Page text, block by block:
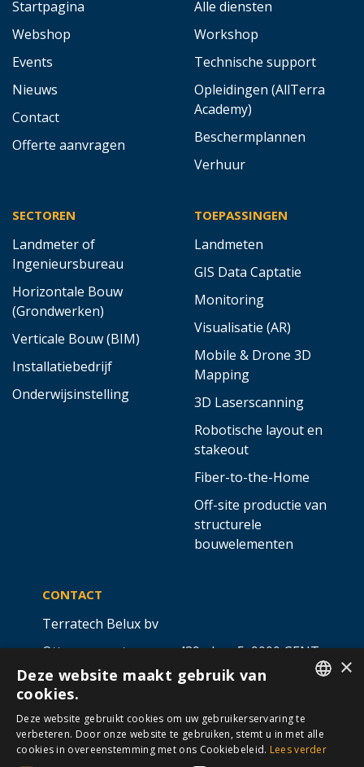
Startpagina
Webshop
Events
Nieuws
Contact
Offerte aanvragen
Alle diensten
Workshop
Technische support
Opleidingen (AllTerra
Academy)
Beschermplannen
Verhuur
SECTOREN
Landmeter of
Ingenieursbureau
Horizontale Bouw
(Grondwerken)
Verticale Bouw (BIM)
Installatiebedrijf
Onderwijsinstelling
TOEPASSINGEN
Landmeten
GIS Data Captatie
Monitoring
Visualisatie (AR)
Mobile & Drone 3D
Mapping
3D Laserscanning
Robotische layout en
stakeout
Fiber-to-the-Home
Off-site productie van
structurele
bouwelementen
CONTACT
Terratech Belux bv
Ottergemsesteenweg 439 - bus 5,9000 GENT
info@allterra-belux.com+32 9 430 25 30
BE1009.467.122
FRENCH
×
Deze website maakt gebruik van
cookies.
Deze website gebruikt cookies om uw gebruikerservaring te
verbeteren. Door onze website te gebruiken, stemt u in met alle
cookies in overeenstemming met ons Cookiebeleid. Lees verder